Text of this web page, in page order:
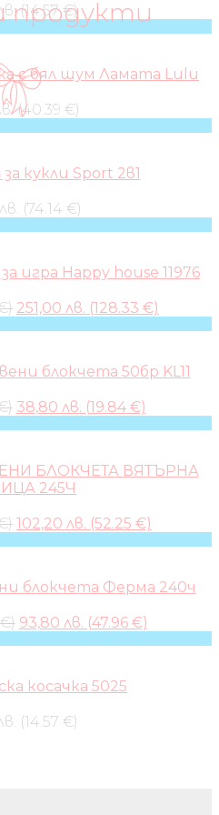
продукти
(14.57 €)
с бял шум Ламата Lulu
(40.39 €)
кукли Sport 2в1
(74.14 €)
игра Happy house 11976
Original
251,00 лв. (128.33 €)
блокчета 50бр KL11
Original
38,80 лв. (19.84 €)
БЛОКЧЕТА ВЯТЪРНА
245Ч
Original
102,20 лв. (52.25 €)
блокчета Ферма 240ч
Original
93,80 лв. (47.96 €)
косачка 5025
(14.57 €)